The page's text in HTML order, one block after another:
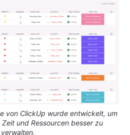
von ClickUp wurde entwickelt, um
und Ressourcen besser zu
verwalten.